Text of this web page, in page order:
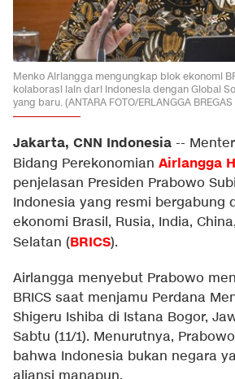
Menko Airlangga mengungkap blok ekonomi
kolaborasi lain dari Indonesia dengan Global
yang baru. (ANTARA FOTO/ERLANGGA
Jakarta, CNN Indonesia --
Bidang Perekonomian Airlangga
penjelasan Presiden Prabowo
Indonesia yang resmi bergabung
ekonomi Brasil, Rusia, India,
Selatan (BRICS).
Airlangga menyebut Prabowo
BRICS saat menjamu Perdana
Shigeru Ishiba di Istana Bogor,
Sabtu (11/1). Menurutnya,
bahwa Indonesia bukan negara